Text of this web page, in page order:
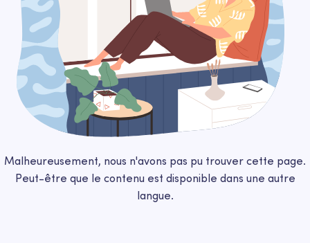
Malheureusement, nous n'avons pas pu trouver cette page.
Peut-être que le contenu est disponible dans une autre
langue.